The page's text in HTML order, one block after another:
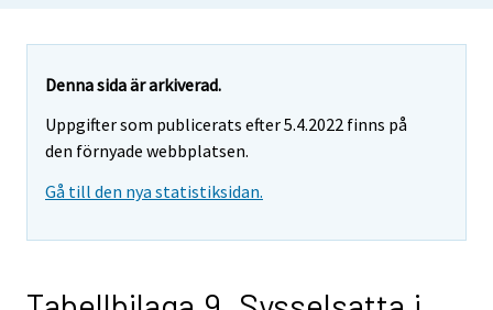
Denna sida är arkiverad.
Uppgifter som publicerats efter 5.4.2022 finns på
den förnyade webbplatsen.
Gå till den nya statistiksidan.